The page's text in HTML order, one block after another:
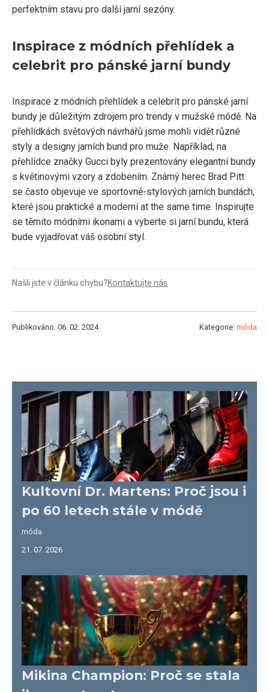
perfektním stavu pro další jarní sezóny.
Inspirace z módních přehlídek a
celebrit pro pánské jarní bundy
Inspirace z módních přehlídek a celebrit pro pánské jarní
bundy je důležitým zdrojem pro trendy v mužské módě. Na
přehlídkách světových návrhářů jsme mohli vidět různé
styly a designy jarních bund pro muže. Například, na
přehlídce značky Gucci byly prezentovány elegantní bundy
s květinovými vzory a zdobením. Známý herec Brad Pitt
se často objevuje ve sportovně-stylových jarních bundách,
které jsou praktické a moderní at the same time. Inspirujte
se těmito módními ikonami a vyberte si jarní bundu, která
bude vyjadřovat váš osobní styl.
Našli jste v článku chybu?Kontaktujte nás
Publikováno: 06. 02. 2024 Kategorie: móda
Kultovní Dr. Martens: Proč jsou i
po 60 letech stále v módě
móda
21. 07. 2026
Mikina Champion: Proč se stala